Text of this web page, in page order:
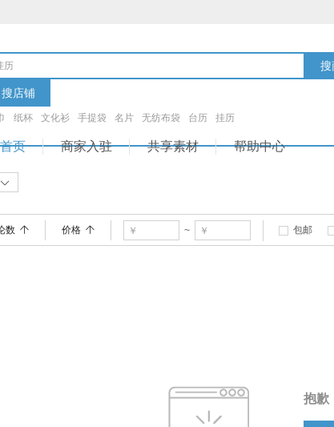
搜
搜店铺
纸杯 文化衫 手提袋 名片 无纺布袋 台历 挂历
首页 商家入驻 共享素材 帮助中心
数 价格 ~ 包邮
抱歉